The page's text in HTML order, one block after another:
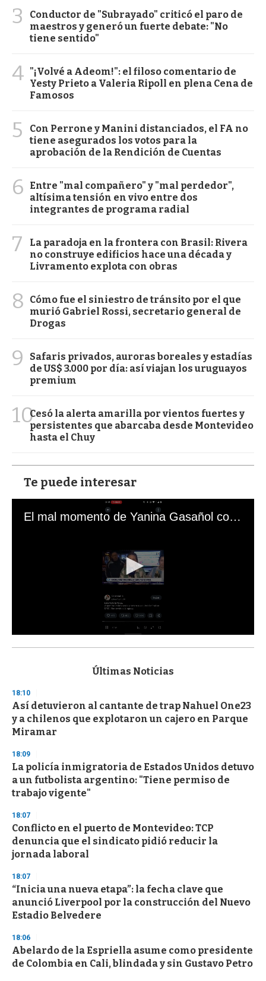
3
Conductor de "Subrayado" criticó el paro de
maestros y generó un fuerte debate: "No
tiene sentido"
4 "¡Volvé a Adeom!": el filoso comentario de
Yesty Prieto a Valeria Ripoll en plena Cena de
Famosos
5
Con Perrone y Manini distanciados, el FA no
tiene asegurados los votos para la
aprobación de la Rendición de Cuentas
6
Entre "mal compañero" y "mal perdedor",
altísima tensión en vivo entre dos
integrantes de programa radial
7
La paradoja en la frontera con Brasil: Rivera
no construye edificios hace una década y
Livramento explota con obras
8
Cómo fue el siniestro de tránsito por el que
murió Gabriel Rossi, secretario general de
Drogas
9
Safaris privados, auroras boreales y estadías
de US$ 3.000 por día: así viajan los uruguayos
premium
10Cesó la alerta amarilla por vientos fuertes y
persistentes que abarcaba desde Montevideo
hasta el Chuy
Te puede interesar
El mal momento de Yanina Gasañol con un hincha argentino en "Subrayado"
s
d
s
o
f
3
s
e
c
o
n
s
Últimas Noticias
18:10
Así detuvieron al cantante de trap Nahuel One23
y a chilenos que explotaron un cajero en Parque
Miramar
18:09
La policía inmigratoria de Estados Unidos detuvo
a un futbolista argentino: "Tiene permiso de
trabajo vigente"
18:07
Conflicto en el puerto de Montevideo: TCP
denuncia que el sindicato pidió reducir la
jornada laboral
18:07
“Inicia una nueva etapa”: la fecha clave que
anunció Liverpool por la construcción del Nuevo
Estadio Belvedere
18:06
Abelardo de la Espriella asume como presidente
de Colombia en Cali, blindada y sin Gustavo Petro